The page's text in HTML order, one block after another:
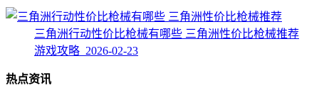
三角洲行动性价比枪械有哪些 三角洲性价比枪械推荐
游戏攻略 2026-02-23
热点资讯